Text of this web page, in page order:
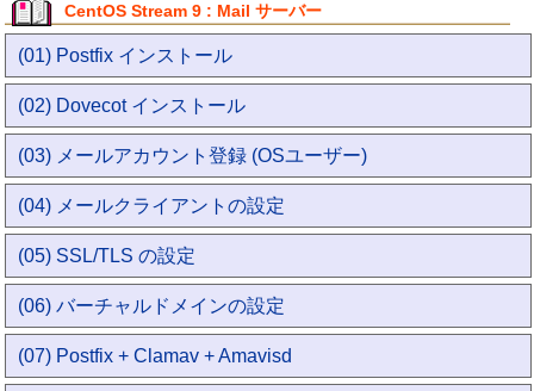
CentOS Stream 9 : Mail サーバー
(01) Postfix インストール
(02) Dovecot インストール
(03) メールアカウント登録 (OSユーザー)
(04) メールクライアントの設定
(05) SSL/TLS の設定
(06) バーチャルドメインの設定
(07) Postfix + Clamav + Amavisd